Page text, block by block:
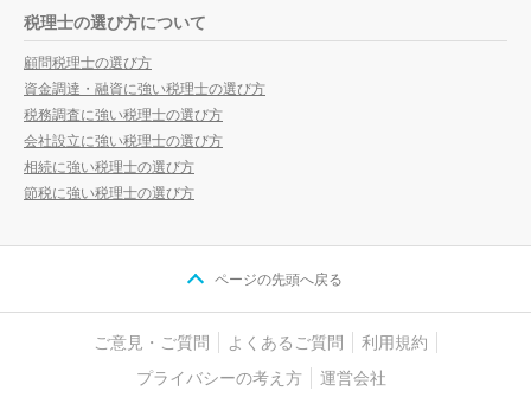
税理士の選び方について
顧問税理士の選び方
資金調達・融資に強い税理士の選び方
税務調査に強い税理士の選び方
会社設立に強い税理士の選び方
相続に強い税理士の選び方
節税に強い税理士の選び方
ページの先頭へ戻る
ご意見・ご質問 よくあるご質問
利用規約
プライバシーの考え方
運営会社